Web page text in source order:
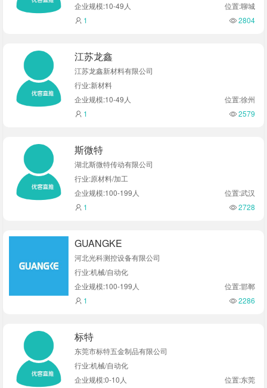
企业规模:10-49人
位置:聊城
1
2804
江苏龙鑫
江苏龙鑫新材料有限公司
行业:新材料
企业规模:10-49人
位置:徐州
1
2579
斯微特
湖北斯微特传动有限公司
行业:原材料/加工
企业规模:100-199人
位置:武汉
1
2728
GUANGKE
河北光科测控设备有限公司
行业:机械/自动化
企业规模:100-199人
位置:邯郸
1
2286
标特
东莞市标特五金制品有限公司
行业:机械/自动化
企业规模:0-10人
位置:东莞